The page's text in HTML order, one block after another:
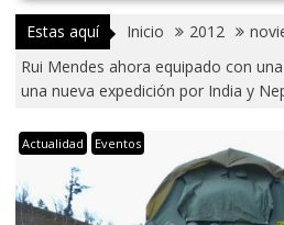
Estas aquí Inicio 2012
Rui Mendes ahora equipado con
una nueva expedición por India y
Actualidad Eventos